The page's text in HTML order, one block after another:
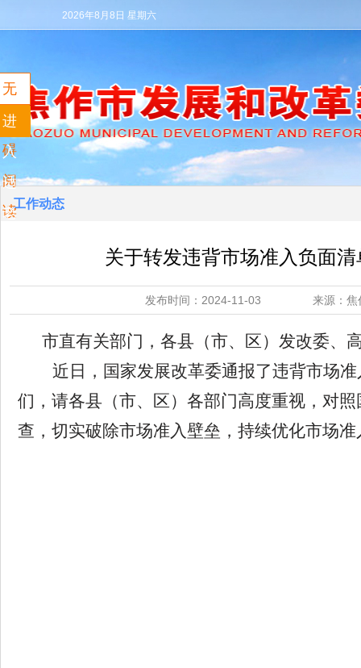
2026年8月8日 星期六
无
障
碍
阅
读
进
入
适
老
工作动态
关于转发违背市场准入负面
发布时间：2024-11-03 来源：焦
市直有关部门，各县（市、区）发改委、
近日，国家发展改革委通报了违背市场
们，请各县（市、区）各部门高度重视，对
查，切实破除市场准入壁垒，持续优化市场准